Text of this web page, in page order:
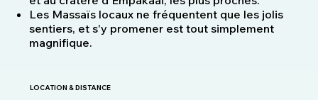
Les Massaïs locaux ne fréquentent que les jolis
sentiers, et s'y promener est tout simplement
magnifique.
LOCATION & DISTANCE